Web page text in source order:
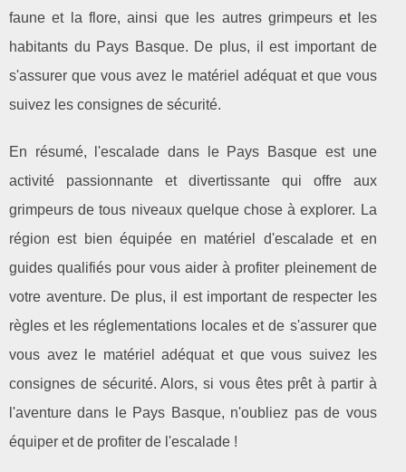
faune et la flore, ainsi que les autres grimpeurs et les
habitants du Pays Basque. De plus, il est important de
s'assurer que vous avez le matériel adéquat et que vous
suivez les consignes de sécurité.
En résumé, l'escalade dans le Pays Basque est une
activité passionnante et divertissante qui offre aux
grimpeurs de tous niveaux quelque chose à explorer. La
région est bien équipée en matériel d'escalade et en
guides qualifiés pour vous aider à profiter pleinement de
votre aventure. De plus, il est important de respecter les
règles et les réglementations locales et de s'assurer que
vous avez le matériel adéquat et que vous suivez les
consignes de sécurité. Alors, si vous êtes prêt à partir à
l'aventure dans le Pays Basque, n'oubliez pas de vous
équiper et de profiter de l'escalade !